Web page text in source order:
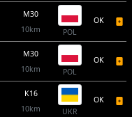
M30
10km
POL
OK
M30
10km
POL
OK
K16
10km
UKR
OK